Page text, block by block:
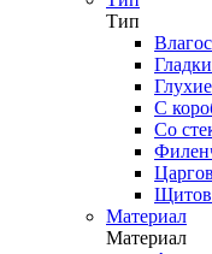
Тип
Глухие
С
Со
Материал
Материал